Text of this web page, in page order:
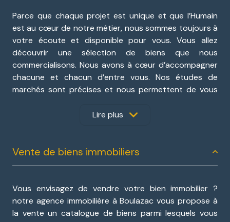
Parce que chaque projet est unique et que l’Humain
est au cœur de notre métier, nous sommes toujours à
votre écoute et disponible pour vous. Vous allez
découvrir une sélection de biens que nous
commercialisons. Nous avons à cœur d’accompagner
chacune et chacun d’entre vous. Nos études de
marchés sont précises et nous permettent de vous
belle découverte dans l’attente de vous rencontrer.
immobilières à BOULAZAC- ISLE-
MANOIREet ses environs !
Vous avez un projet dans la région de Périgueux et
Lire plus
Vente de biens immobiliers
Vous envisagez de vendre votre bien immobilier ?
notre agence immobilière à Boulazac vous propose à
la vente un catalogue de biens parmi lesquels vous